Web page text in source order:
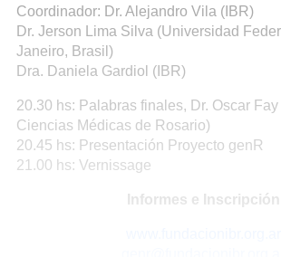
Coordinador: Dr. Alejandro Vila (IBR)
Dr. Jerson Lima Silva (Universidad
Janeiro, Brasil)
Dra. Daniela Gardiol (IBR)
20.30 hs: Palabras finales, Dr. Oscar
Ciencias Médicas de Rosario)
20.45 hs: Presentación Proyecto genR
21.00 hs: Vernissage
Informes e Inscripción